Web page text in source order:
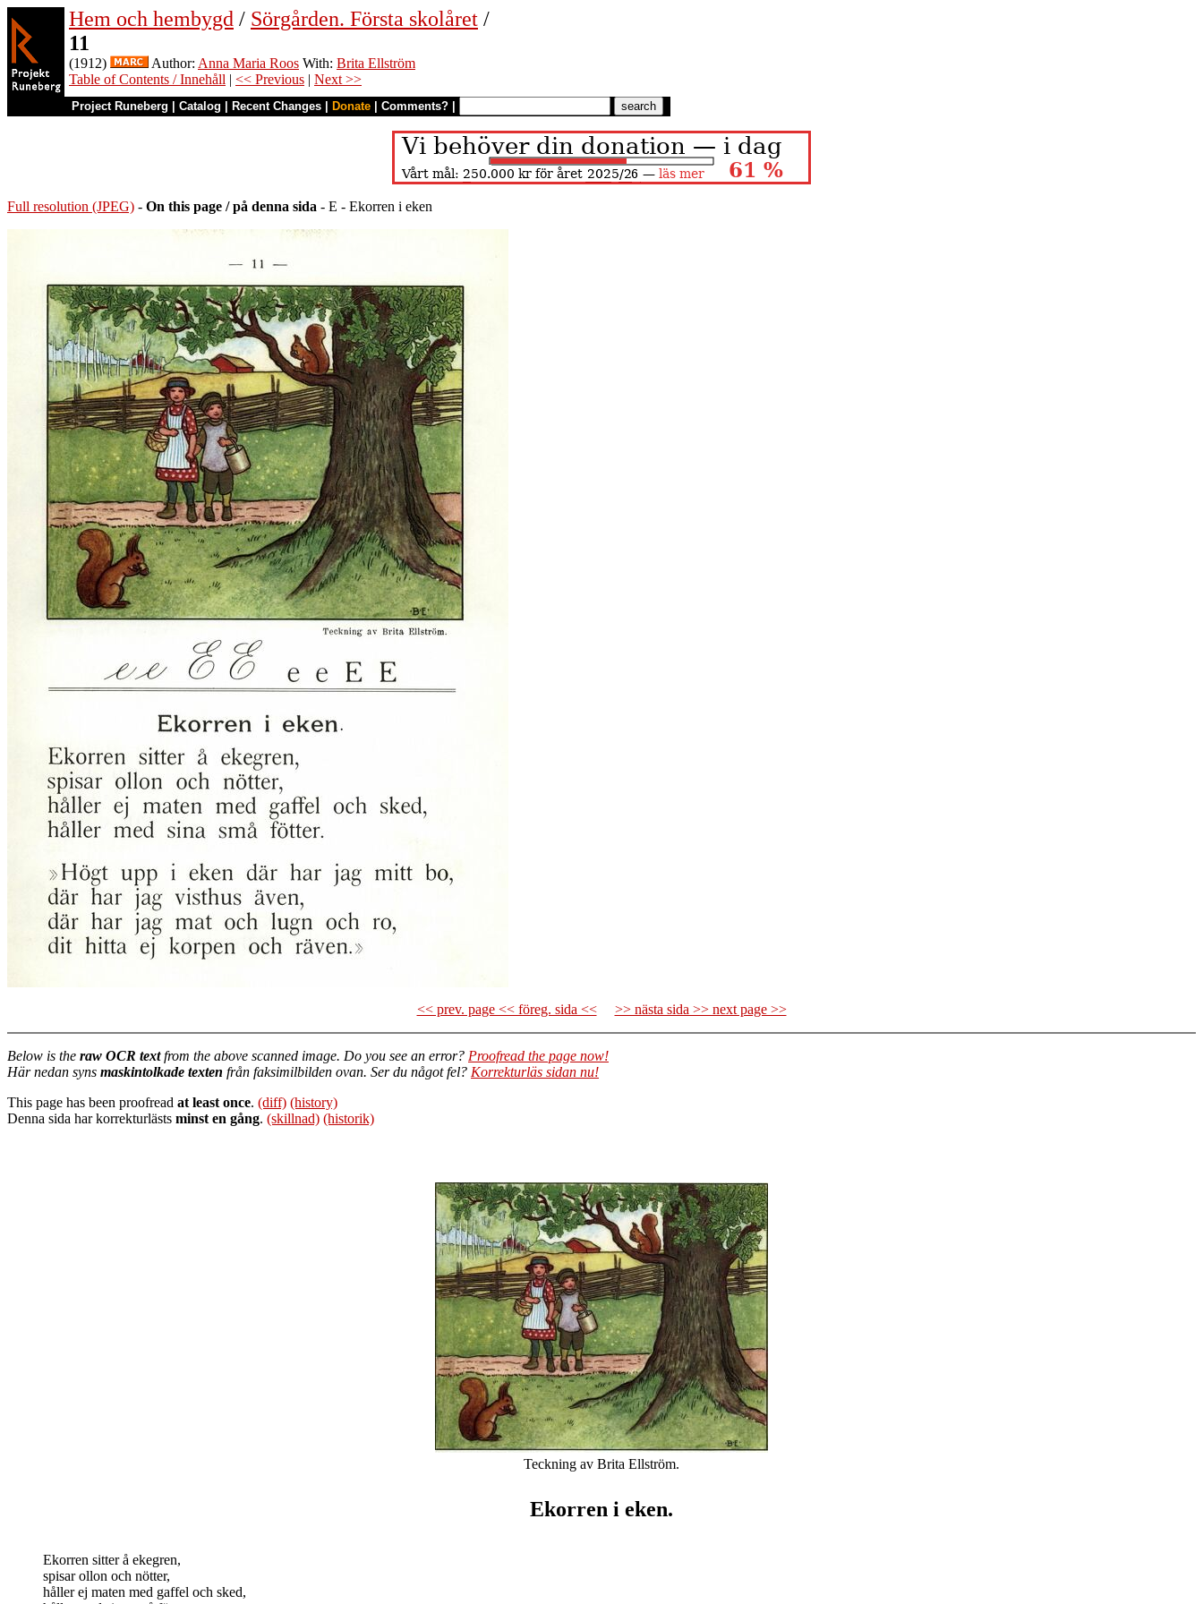
Hem och hembygd / Sörgården. Första skolåret /
11
(1912) Author: Anna Maria Roos With: Brita Ellström
Table of Contents / Innehåll | << Previous | Next >>
Project Runeberg Catalog Recent Changes Donate Comments?
Full resolution (JPEG) - On this page / på denna sida - E - Ekorren i eken
<< prev. page << föreg. sida << >> nästa sida >> next page >>
Below is the raw OCR textfrom the above scanned image. Do you see an error? Proofread the page now!
Här nedan syns maskintolkade texten från faksimilbilden ovan. Ser du något fel? Korrekturläs sidan nu!
This page has been proofread at least once. (diff) (history)
Denna sida har korrekturlästs minst en gång. (skillnad) (historik)
Teckning av Brita Ellström.
Ekorren i eken.
Ekorren sitter å ekegren,
spisar ollon och nötter,
håller ej maten med gaffel och sked,